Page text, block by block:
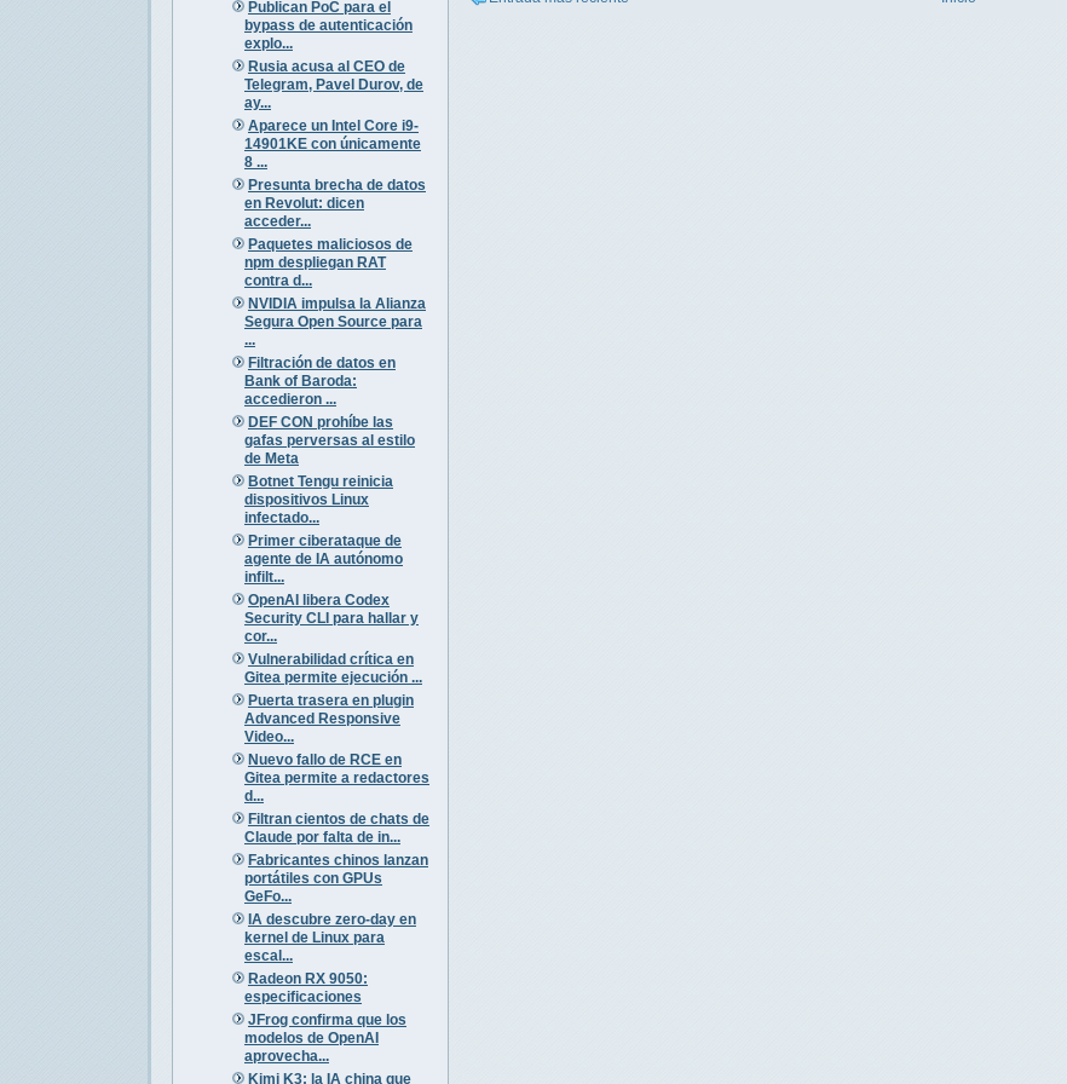
Publican PoC para el
bypass de autenticación
explo...
Rusia acusa al CEO de
Telegram, Pavel Durov, de
ay...
Aparece un Intel Core i9-
14901KE con únicamente
8 ...
Presunta brecha de datos
en Revolut: dicen
acceder...
Paquetes maliciosos de
npm despliegan RAT
contra d...
NVIDIA impulsa la Alianza
Segura Open Source para
...
Filtración de datos en
Bank of Baroda:
accedieron ...
DEF CON prohíbe las
gafas perversas al estilo
de Meta
Botnet Tengu reinicia
dispositivos Linux
infectado...
Primer ciberataque de
agente de IA autónomo
infilt...
OpenAI libera Codex
Security CLI para hallar y
cor...
Vulnerabilidad crítica en
Gitea permite ejecución ...
Puerta trasera en plugin
Advanced Responsive
Video...
Nuevo fallo de RCE en
Gitea permite a redactores
d...
Filtran cientos de chats de
Claude por falta de in...
Fabricantes chinos lanzan
portátiles con GPUs
GeFo...
IA descubre zero-day en
kernel de Linux para
escal...
Radeon RX 9050:
especificaciones
JFrog confirma que los
modelos de OpenAI
aprovecha...
Kimi K3: la IA china que